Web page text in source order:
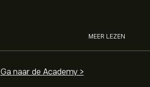
MEER LEZEN
Ga naar de Academy >